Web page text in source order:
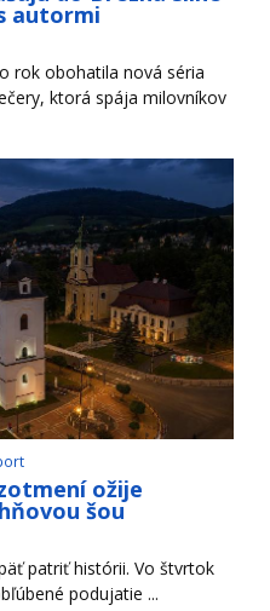
autormi
rok obohatila nová séria
ktorá spája milovníkov
ožije
šou
patriť histórii. Vo štvrtok
podujatie ...